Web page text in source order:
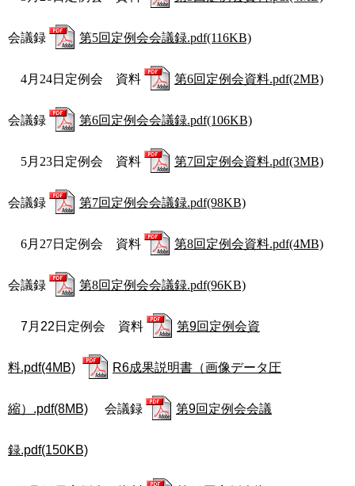
会議録 第5回定例会会議録.pdf(116KB)
4月24日定例会 資料 第6回定例会資料.pdf(2MB)
会議録 第6回定例会会議録.pdf(106KB)
5月23日定例会 資料 第7回定例会資料.pdf(3MB)
会議録 第7回定例会会議録.pdf(98KB)
6月27日定例会 資料 第8回定例会資料.pdf(4MB)
会議録 第8回定例会会議録.pdf(96KB)
7月22日定例会 資料 第9回定例会資
料.pdf(4MB) R6成果説明書（画像データ圧
縮）.pdf(8MB) 会議録 第9回定例会会議
録.pdf(150KB)